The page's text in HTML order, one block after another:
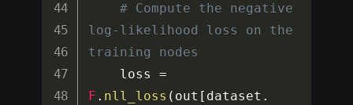
# Compute the negative
log-likelihood loss on the
training nodes
    loss
=
F . nll_loss ( out [ dataset .